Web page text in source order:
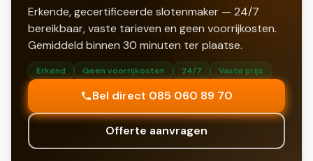
Erkende, gecertificeerde slotenmaker — 24/7
bereikbaar, vaste tarieven en geen voorrijkosten.
Gemiddeld binnen 30 minuten ter plaatse.
Erkend Geen voorrijkosten 24/7 Vaste prijs
Bel direct 085 060 89 70
Offerte aanvragen